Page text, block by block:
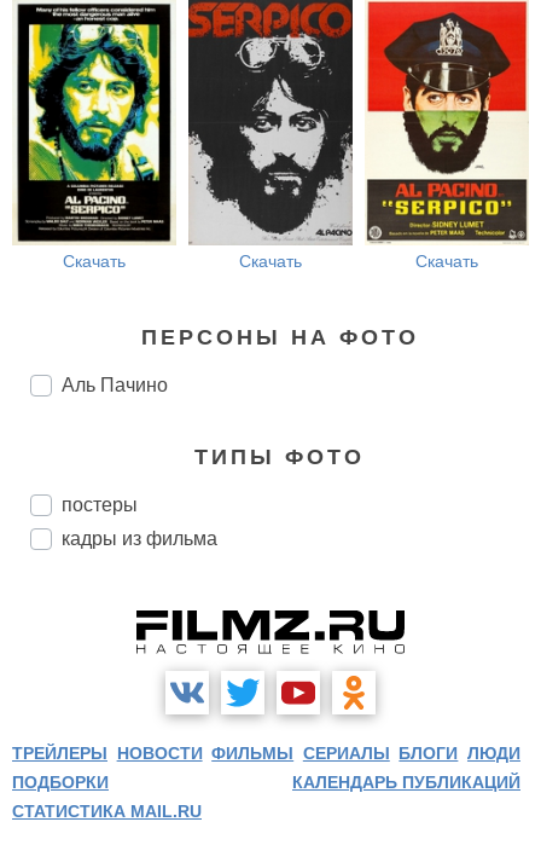
Скачать Скачать Скачать
ПЕРСОНЫ НА ФОТО
Аль Пачино
ТИПЫ ФОТО
постеры
кадры из фильма
ТРЕЙЛЕРЫ НОВОСТИ ФИЛЬМЫ СЕРИАЛЫ БЛОГИ ЛЮДИ
ПОДБОРКИ
КАЛЕНДАРЬ ПУБЛИКАЦИЙ
СТАТИСТИКА MAIL.RU